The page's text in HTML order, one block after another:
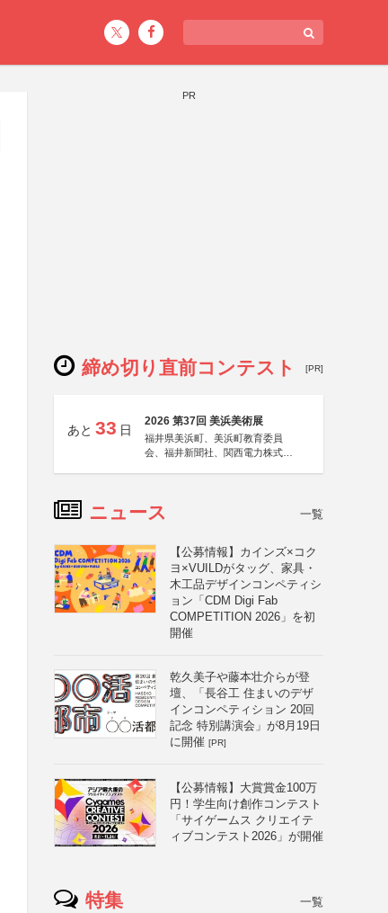
PR
締め切り直前コンテスト [PR]
あと 33 日
2026 第37回 美浜美術展
福井県美浜町、美浜町教育委員
会、福井新聞社、関西電力株式会
ニュース 一覧
【公募情報】カインズ×コク
ヨ×VUILDがタッグ、家具・
木工品デザインコンペティシ
ョン「CDM Digi Fab
COMPETITION 2026」を初
開催
乾久美子や藤本壮介らが登
壇、「長谷工 住まいのデザ
インコンペティション 20回
記念 特別講演会」が8月19日
に開催 [PR]
【公募情報】大賞賞金100万
円！学生向け創作コンテスト
「サイゲームス クリエイテ
ィブコンテスト2026」が開催
特集 一覧